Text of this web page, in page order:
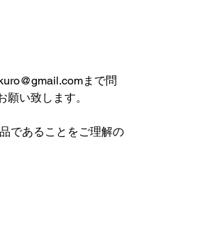
まで問
い致します。
であることをご理解の